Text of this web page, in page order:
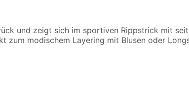
und zeigt sich im sportiven Rippstrick mit
zum modischem Layering mit Blusen oder